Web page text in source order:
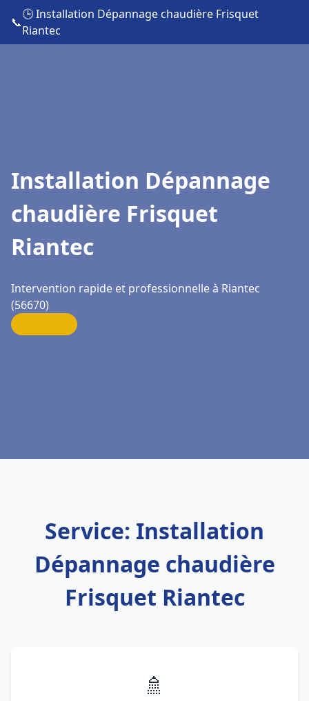
📞
🕒 Installation Dépannage chaudière Frisquet
Riantec
Installation Dépannage
chaudière Frisquet
Riantec
Intervention rapide et professionnelle à Riantec
(56670)
Service: Installation
Dépannage chaudière
Frisquet Riantec
🚿